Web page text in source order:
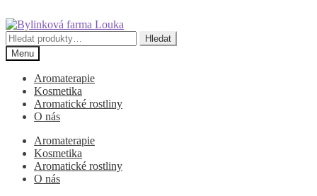
Přeskočit
na
navigaci
Přejít
k
obsahu
webu
Hledat:
Hledat
Menu
Aromaterapie
Kosmetika
Aromatické rostliny
O nás
Aromaterapie
Kosmetika
Aromatické rostliny
O nás